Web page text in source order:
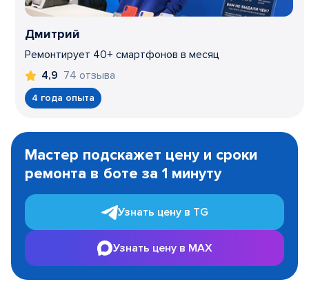
Дмитрий
Ремонтирует 40+ смартфонов в месяц
4,9 74 отзыва
4 года опыта
1
Мастер подскажет цену и сроки
ремонта в боте за 1 минуту
Узнать цену в TG
Узнать цену в MAX